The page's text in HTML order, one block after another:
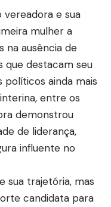
vereadora e sua
mulher a
na ausência de
que destacam seu
ainda mais
entre os
demonstrou
de liderança,
influente no
sua trajetória, mas
candidata para